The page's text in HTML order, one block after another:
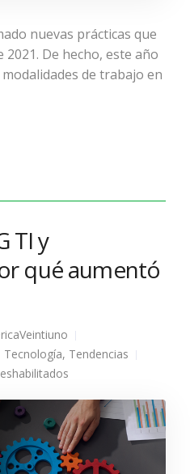
nuevas prácticas que
De hecho, este año
de trabajo en
TI y
qué aumentó
Tecnología, Tendencias
aumentó la demanda?